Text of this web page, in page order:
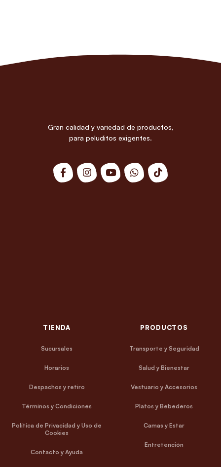
Gran calidad y variedad de productos,
para peluditos exigentes.
TIENDA
Sucursales
Horarios
Despachos y retiro
Términos y Condiciones
Política de Privacidad y Uso de
Cookies
Contacto y Ayuda
PRODUCTOS
Transporte y Seguridad
Salud y Bienestar
Vestuario y Accesorios
Platos y Bebederos
Camas y Estar
Entretención